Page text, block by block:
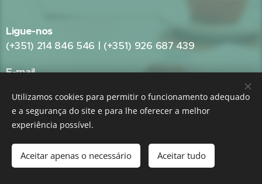
Ligue-nos
(+351) 214 846 546 | (+351) 926 687 439
E-mail
Gestão Pública e Consultoria Autárquica
Utilizamos cookies para permitir o funcionamento adequado
e a segurança do site e para lhe oferecer a melhor
experiência possível.
Aceitar apenas o necessário Aceitar tudo